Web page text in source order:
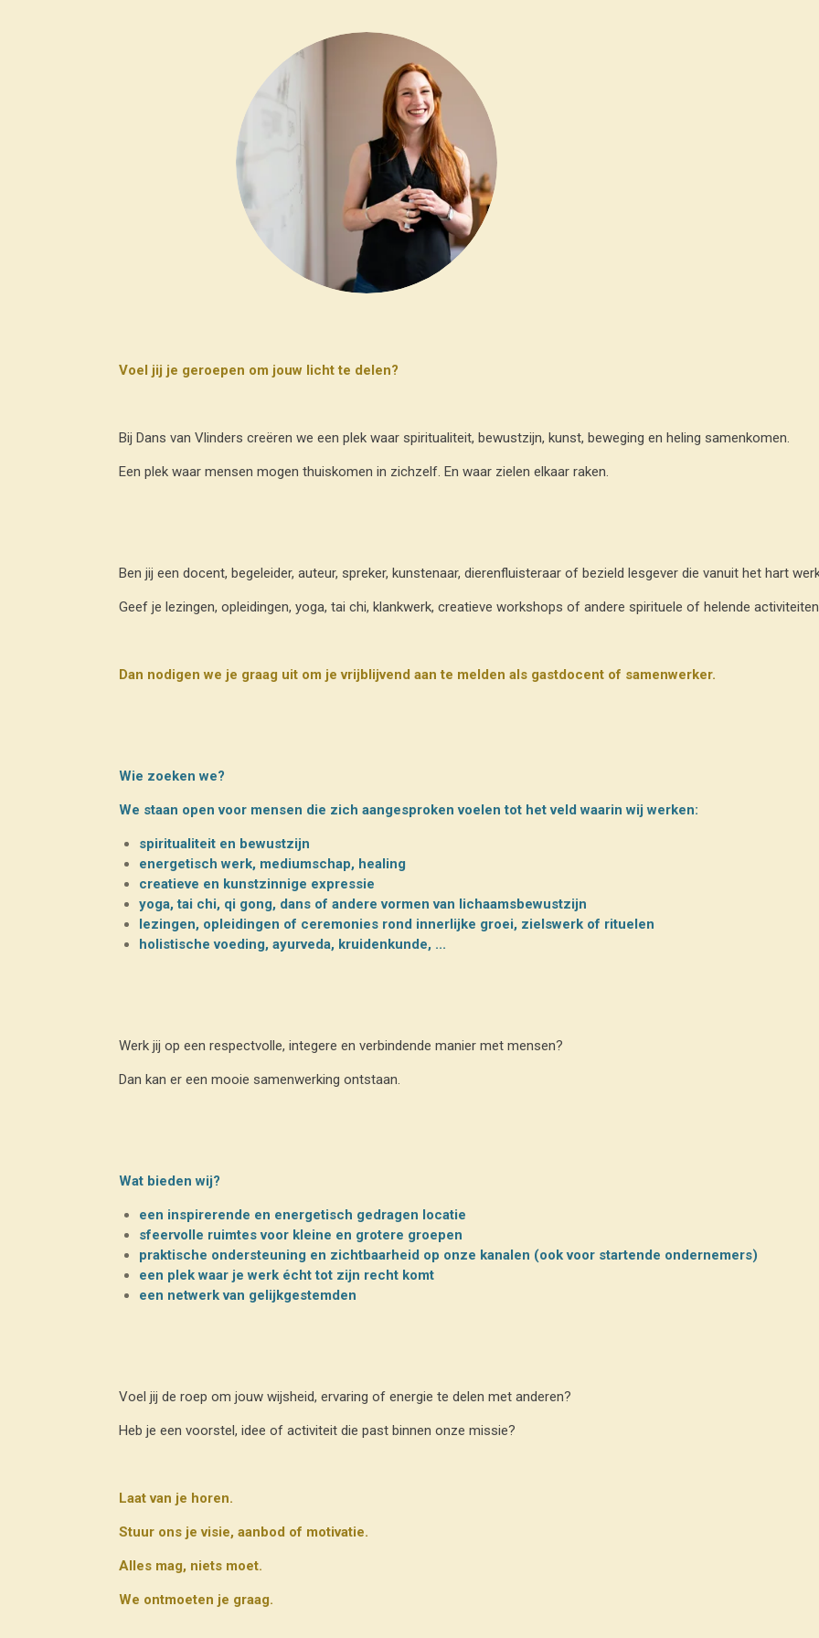
Voel jij je geroepen om jouw licht te delen?
Bij Dans van Vlinders creëren we een plek waar spiritualiteit, bewustzijn, kunst, beweging en heling samenkomen.
Een plek waar mensen mogen thuiskomen in zichzelf. En waar zielen elkaar raken.
Ben jij een docent, begeleider, auteur, spreker, kunstenaar, dierenfluisteraar of bezield lesgever die vanuit het hart
Geef je lezingen, opleidingen, yoga, tai chi, klankwerk, creatieve workshops of andere spirituele of helende
Dan nodigen we je graag uit om je vrijblijvend aan te melden als gastdocent of samenwerker.
Wie zoeken we?
We staan open voor mensen die zich aangesproken voelen tot het veld waarin wij werken:
spiritualiteit en bewustzijn
energetisch werk, mediumschap, healing
creatieve en kunstzinnige expressie
yoga, tai chi, qi gong, dans of andere vormen van lichaamsbewustzijn
lezingen, opleidingen of ceremonies rond innerlijke groei, zielswerk of rituelen
holistische voeding, ayurveda, kruidenkunde, ...
Werk jij op een respectvolle, integere en verbindende manier met mensen?
Dan kan er een mooie samenwerking ontstaan.
Wat bieden wij?
een inspirerende en energetisch gedragen locatie
sfeervolle ruimtes voor kleine en grotere groepen
praktische ondersteuning en zichtbaarheid op onze kanalen (ook voor startende ondernemers)
een plek waar je werk écht tot zijn recht komt
een netwerk van gelijkgestemden
Voel jij de roep om jouw wijsheid, ervaring of energie te delen met anderen?
Heb je een voorstel, idee of activiteit die past binnen onze missie?
Laat van je horen.
Stuur ons je visie, aanbod of motivatie.
Alles mag, niets moet.
We ontmoeten je graag.